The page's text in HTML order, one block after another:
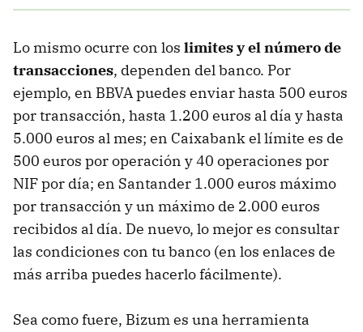
Lo mismo ocurre con los limites y el número de
transacciones, dependen del banco. Por
ejemplo, en BBVA puedes enviar hasta 500 euros
por transacción, hasta 1.200 euros al día y hasta
5.000 euros al mes; en Caixabank el límite es de
500 euros por operación y 40 operaciones por
NIF por día; en Santander 1.000 euros máximo
por transacción y un máximo de 2.000 euros
recibidos al día. De nuevo, lo mejor es consultar
las condiciones con tu banco (en los enlaces de
más arriba puedes hacerlo fácilmente).
Sea como fuere, Bizum es una herramienta